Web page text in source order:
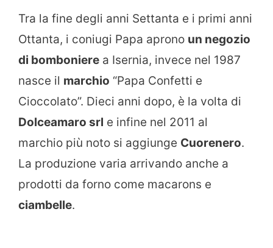
Tra la fine degli anni Settanta e i primi anni
Ottanta, i coniugi Papa aprono un negozio
di bomboniere a Isernia, invece nel 1987
nasce il marchio “Papa Confetti e
Cioccolato”. Dieci anni dopo, è la volta di
Dolceamaro srl e infine nel 2011 al
marchio più noto si aggiunge Cuorenero.
La produzione varia arrivando anche a
prodotti da forno come macarons e
ciambelle.